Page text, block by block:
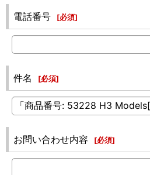
電話番号 [必須]
件名 [必須]
お問い合わせ内容 [必須]